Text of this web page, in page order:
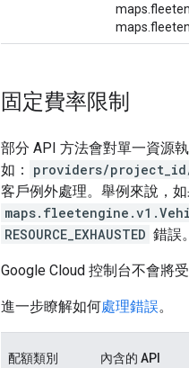
固定費率限制
部分 API 方法會對單一資源
如：
providers/
客戶例外處理。舉例來說，
RESOURCE_EXHAUSTED 錯誤。
Google Cloud 控制台不會將
進一步瞭解如何處理錯誤。
配額類別 內含的 API